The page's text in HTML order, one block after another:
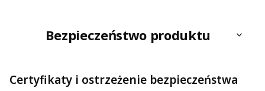
Bezpieczeństwo produktu
Certyfikaty i ostrzeżenie bezpieczeństwa